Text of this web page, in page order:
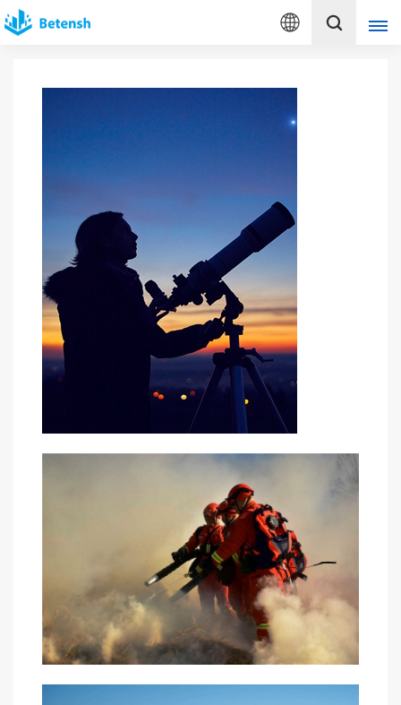
Deutsch
русский
español
português
Türkçe
ไทย
Tiếng việt